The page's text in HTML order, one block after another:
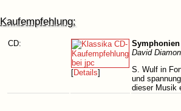
Kaufempfehlung:
CD:
[Details]
Symphonien
David
S. Wulf in
und
dieser Musik